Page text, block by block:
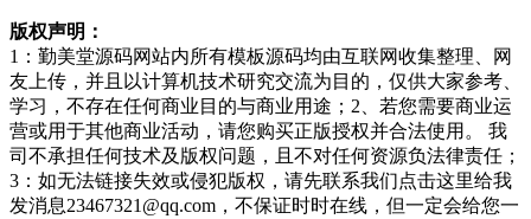
版权声明：
1：勤美堂源码网站内所有模板源码均由互联网收集整理、网
友上传，并且以计算机技术研究交流为目的，仅供大家参考、
学习，不存在任何商业目的与商业用途；2、若您需要商业运
营或用于其他商业活动，请您购买正版授权并合法使用。 我
司不承担任何技术及版权问题，且不对任何资源负法律责任；
3：如无法链接失效或侵犯版权，请先联系我们点击这里给我
发消息23467321@qq.com，不保证时时在线，但一定会给您一